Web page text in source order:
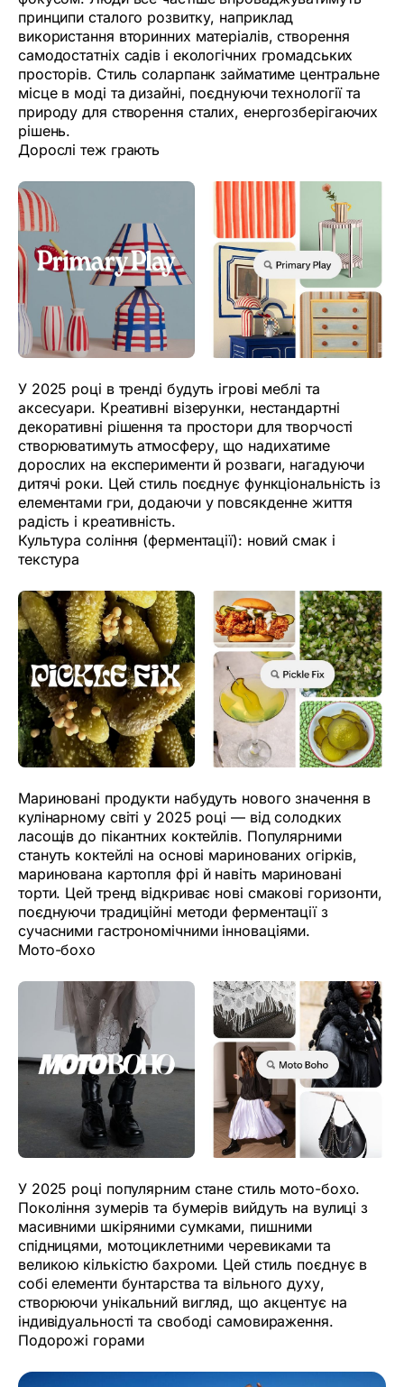
принципи сталого розвитку, наприклад
використання вторинних матеріалів, створення
самодостатніх садів і екологічних громадських
просторів. Стиль соларпанк займатиме центральне
місце в моді та дизайні, поєднуючи технології та
природу для створення сталих, енергозберігаючих
рішень.
Дорослі теж грають
У 2025 році в тренді будуть ігрові меблі та
аксесуари. Креативні візерунки, нестандартні
декоративні рішення та простори для творчості
створюватимуть атмосферу, що надихатиме
дорослих на експерименти й розваги, нагадуючи
дитячі роки. Цей стиль поєднує функціональність із
елементами гри, додаючи у повсякденне життя
радість і креативність.
Культура соління (ферментації): новий смак і
текстура
Мариновані продукти набудуть нового значення в
кулінарному світі у 2025 році — від солодких
ласощів до пікантних коктейлів. Популярними
стануть коктейлі на основі маринованих огірків,
маринована картопля фрі й навіть мариновані
торти. Цей тренд відкриває нові смакові горизонти,
поєднуючи традиційні методи ферментації з
сучасними гастрономічними інноваціями.
Мото-бохо
У 2025 році популярним стане стиль мото-бохо.
Покоління зумерів та бумерів вийдуть на вулиці з
масивними шкіряними сумками, пишними
спідницями, мотоциклетними черевиками та
великою кількістю бахроми. Цей стиль поєднує в
собі елементи бунтарства та вільного духу,
створюючи унікальний вигляд, що акцентує на
індивідуальності та свободі самовираження.
Подорожі горами